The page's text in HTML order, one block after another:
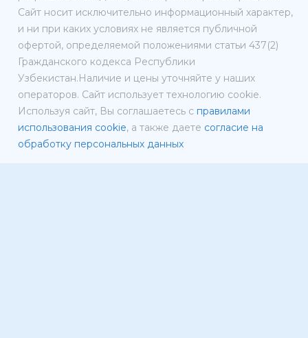
Сайт носит исключительно информационный характер,
и ни при каких условиях не является публичной
офертой, определяемой положениями статьи 437(2)
Гражданского кодекса Республики
Узбекистан.Наличие и цены уточняйте у наших
операторов. Сайт использует технологию cookie.
Используя сайт, Вы соглашаетесь с правилами
использования cookie, а также даете согласие на
обработку персональных данных